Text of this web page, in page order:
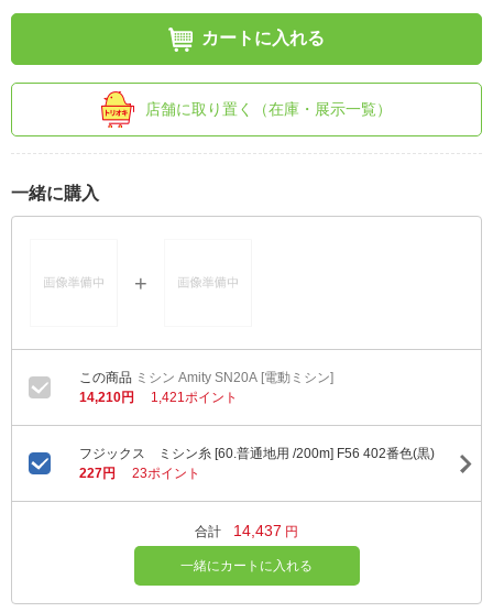
カートに入れる
店舗に取り置く（在庫・展示一覧）
一緒に購入
ミシン Amity SN20A [電動ミシン]
14,210円
1,421ポイント
フジックス ミシン糸 [60.普通地用 /200m] F56 402番色(黒)
227円
23ポイント
合計 14,437 円
一緒にカートに入れる